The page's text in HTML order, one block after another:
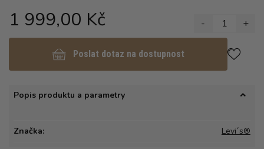
1 999,00 Kč - 1 +
Poslat dotaz na dostupnost
Popis produktu a parametry
Značka: Levi´s®